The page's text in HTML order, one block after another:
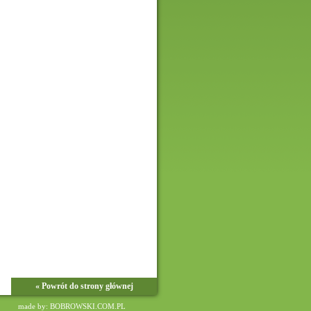
« Powrót do strony głównej
made by: BOBROWSKI.COM.PL